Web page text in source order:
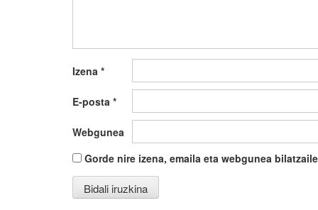
Izena *
E-posta *
Webgunea
Gorde nire izena, emaila eta webgunea